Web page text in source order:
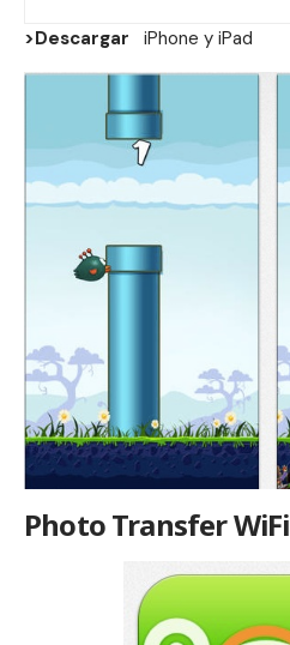
>Descargar iPhone y iPad
Photo Transfer WiFi